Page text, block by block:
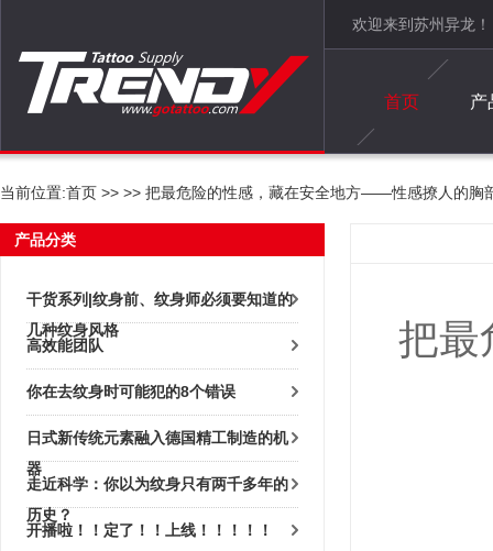
欢迎来到苏州异龙！
首页 产
当前位置:首页 >> >> 把最危险的性感，藏在安全地方——性感撩人的胸
产品分类
干货系列|纹身前、纹身师必须要知道的
几种纹身风格
高效能团队
你在去纹身时可能犯的8个错误
日式新传统元素融入德国精工制造的机
器
走近科学：你以为纹身只有两千多年的
历史？
开播啦！！定了！！上线！！！！！
把